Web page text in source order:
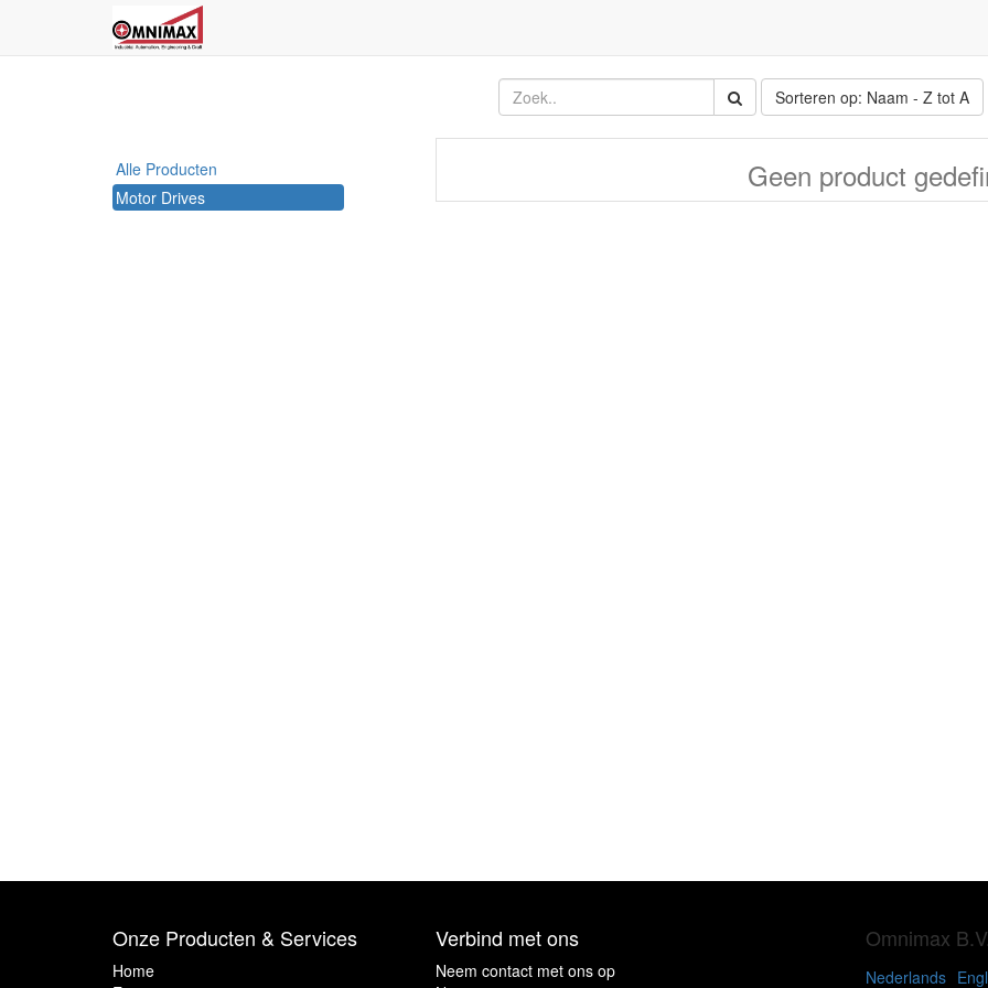
Sorteren op: Naam - Z tot A
Alle Producten
Motor Drives
Geen product
Onze Producten & Services
Home
Verbind met ons
Neem contact met ons op
Omnimax B.V.
Nederlands